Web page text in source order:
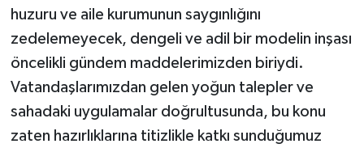
huzuru ve aile kurumunun saygınlığını
zedelemeyecek, dengeli ve adil bir modelin inşası
öncelikli gündem maddelerimizden biriydi.
Vatandaşlarımızdan gelen yoğun talepler ve
sahadaki uygulamalar doğrultusunda, bu konu
zaten hazırlıklarına titizlikle katkı sunduğumuz